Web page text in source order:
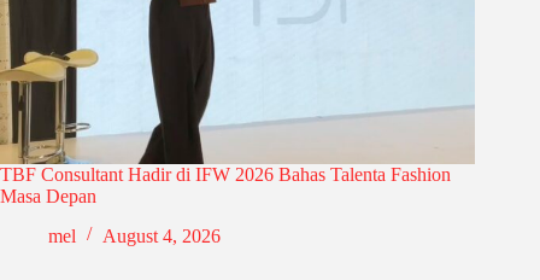
TBF Consultant Hadir di IFW 2026 Bahas Talenta Fashion
Masa Depan
mel
August 4, 2026